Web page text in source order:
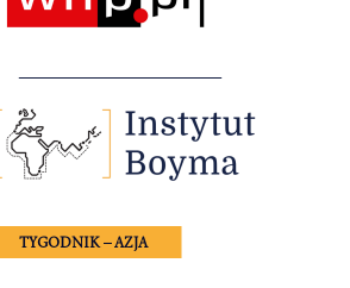
TYGODNIK – AZJA